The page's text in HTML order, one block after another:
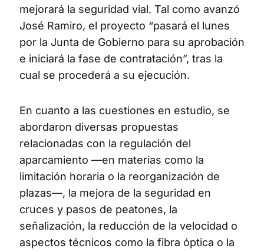
mejorará la seguridad vial. Tal como avanzó
José Ramiro, el proyecto “pasará el lunes
por la Junta de Gobierno para su aprobación
e iniciará la fase de contratación”, tras la
cual se procederá a su ejecución.
En cuanto a las cuestiones en estudio, se
abordaron diversas propuestas
relacionadas con la regulación del
aparcamiento —en materias como la
limitación horaria o la reorganización de
plazas—, la mejora de la seguridad en
cruces y pasos de peatones, la
señalización, la reducción de la velocidad o
aspectos técnicos como la fibra óptica o la